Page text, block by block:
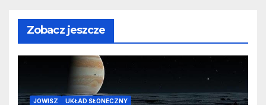
Zobacz jeszcze
JOWISZ UKŁAD SŁONECZNY